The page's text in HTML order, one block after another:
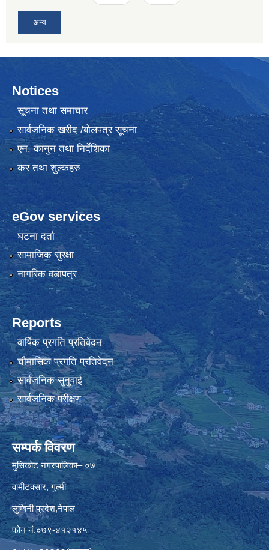
अन्य
Notices
सूचना तथा समाचार
सार्वजनिक खरीद /बोलपत्र सूचना
एन, कानुन तथा निर्देशिका
कर तथा शुल्कहरु
eGov services
घटना दर्ता
सामाजिक सुरक्षा
नागरिक वडापत्र
Reports
वार्षिक प्रगति प्रतिवेदन
चौमासिक प्रगति प्रतिवेदन
सार्वजनिक सुनुवाई
सार्वजनिक परीक्षण
सम्पर्क विवरण
मुसिकोट नगरपालिका– ०७
वामीटक्सार, गुल्मी
लुम्बिनी प्रदेश,नेपाल
फोन नं.०७९-४१२१४५